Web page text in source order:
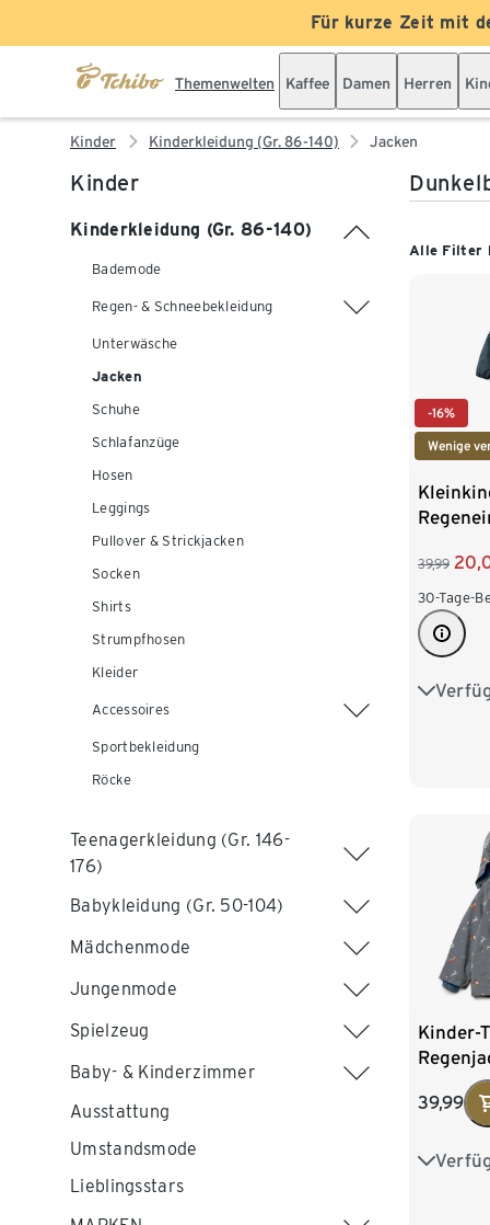
Für kurze Zeit mit
Themenwelten Kaffee Damen Herren
Kinder Kinderkleidung (Gr. 86-140) Jacken
Kinder
Kinderkleidung (Gr. 86-140)
Bademode
Regen- & Schneebekleidung
Unterwäsche
Jacken
Schuhe
Schlafanzüge
Hosen
Leggings
Pullover & Strickjacken
Socken
Shirts
Strumpfhosen
Kleider
Accessoires
Sportbekleidung
Röcke
Teenagerkleidung (Gr. 146-
176)
Babykleidung (Gr. 50-104)
Mädchenmode
Jungenmode
Spielzeug
Baby- & Kinderzimmer
Ausstattung
Umstandsmode
Lieblingsstars
Alle Filter
-16%
Wenige
39,99
30-Tage-
74/80
Kinder-
39,99
74/80